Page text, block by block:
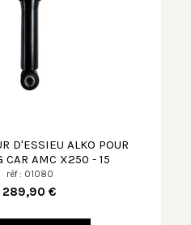
D'ESSIEU ALKO POUR
CAR AMC X250 - 15
réf : 01080
289,90 €